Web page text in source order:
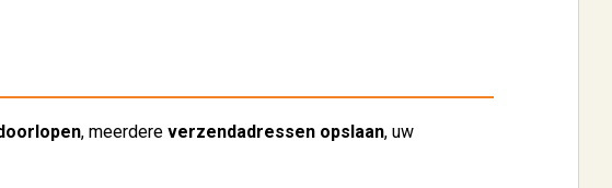
, meerdere verzendadressen opslaan, uw